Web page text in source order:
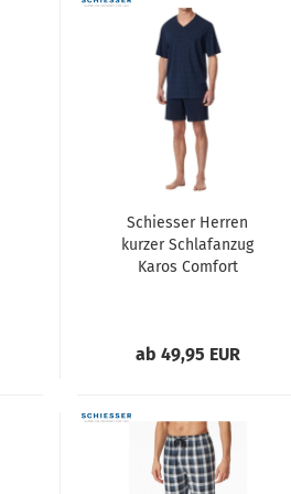
Schiesser Herren
kurzer Schlafanzug
Karos Comfort
ab 49,95 EUR